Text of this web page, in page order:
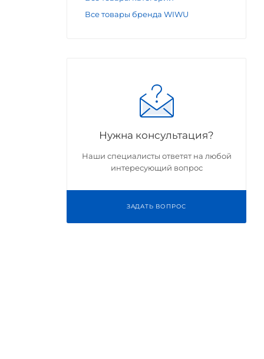
Все товары бренда WIWU
Нужна консультация?
Наши специалисты ответят на любой
интересующий вопрос
ЗАДАТЬ ВОПРОС